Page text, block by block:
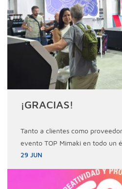
¡GRACIAS!
Tanto a clientes como
evento TOP Mimaki en todo un
29 JUN